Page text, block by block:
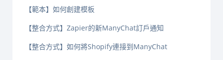
【範本】如何創建模板
【整合方式】Zapier的新ManyChat訂戶通知
【整合方式】如何將Shopify連接到ManyChat